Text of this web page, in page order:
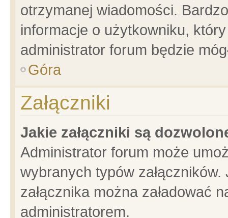
otrzymanej wiadomości.
informacje o użytkowniku,
administrator forum będzie
Góra
Załączniki
Jakie załączniki są
Administrator forum może
wybranych typów
załącznika można załadować
administratorem.